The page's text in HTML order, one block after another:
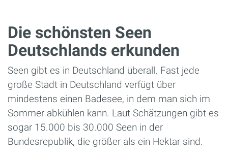
Die schönsten Seen
Deutschlands erkunden
Seen gibt es in Deutschland überall. Fast jede
große Stadt in Deutschland verfügt über
mindestens einen Badesee, in dem man sich im
Sommer abkühlen kann. Laut Schätzungen gibt es
sogar 15.000 bis 30.000 Seen in der
Bundesrepublik, die größer als ein Hektar sind.